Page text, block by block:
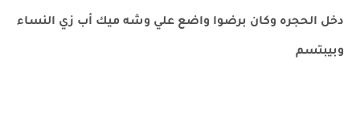
دخل الحجره وكان برضوا واضع علي وشه ميك أب زي النساء
وبيبتسم